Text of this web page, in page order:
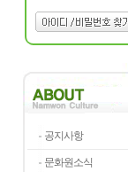
공지사항
문화원소식